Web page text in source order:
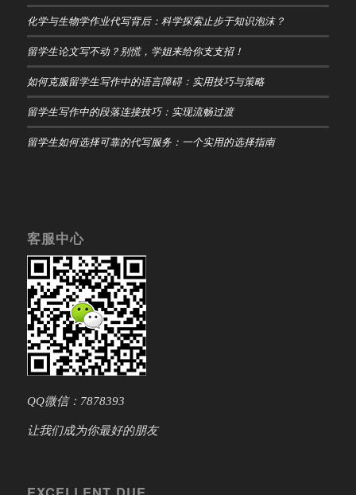
化学与生物学作业代写背后：科学探索止步于知识泡沫？
留学生论文写不动？别慌，学姐来给你支支招！
如何克服留学生写作中的语言障碍：实用技巧与策略
留学生写作中的段落连接技巧：实现流畅过渡
留学生如何选择可靠的代写服务：一个实用的选择指南
客服中心
QQ微信：7878393
让我们成为你最好的朋友